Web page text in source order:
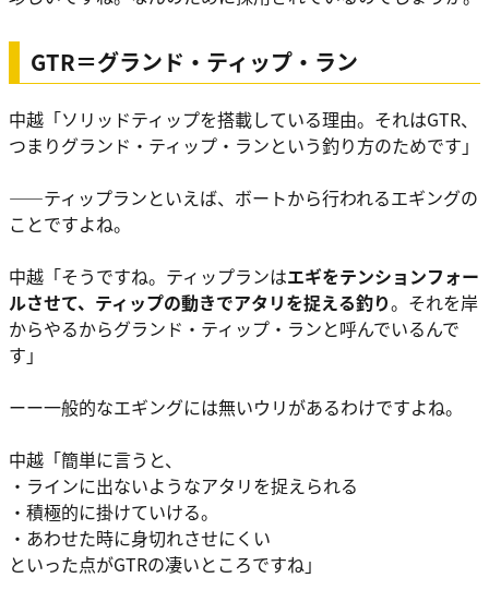
GTR＝グランド・ティップ・ラン
中越 「ソリッドティップを搭載している理由。それはGTR、
つまりグランド・ティップ・ランという釣り方のためです」
――ティップランといえば、ボートから行われるエギングの
ことですよね。
中越 「そうですね。ティップランはエギをテンションフォー
ルさせて、ティップの動きでアタリを捉える釣り。それを岸
からやるからグランド・ティップ・ランと呼んでいるんで
す」
ーー一般的なエギングには無いウリがあるわけですよね。
中越 「簡単に言うと、
・ラインに出ないようなアタリを捉えられる
・積極的に掛けていける。
・あわせた時に身切れさせにくい
といった点がGTRの凄いところですね」